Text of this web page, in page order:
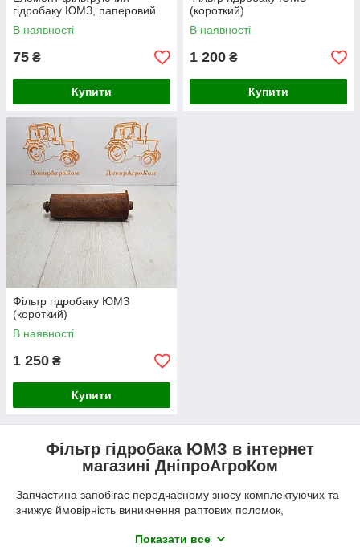
гідробаку ЮМЗ, паперовий
В наявності
75 ₴
Купити
(короткий)
В наявності
1 200 ₴
Купити
Фільтр гідробаку ЮМЗ
(короткий)
В наявності
1 250 ₴
Купити
Фільтр гідробака ЮМЗ в інтернет
магазині ДніпроАгроКом
Запчастина запобігає передчасному зносу комплектуючих та
знижує ймовірність виникнення раптових поломок,
Показати все